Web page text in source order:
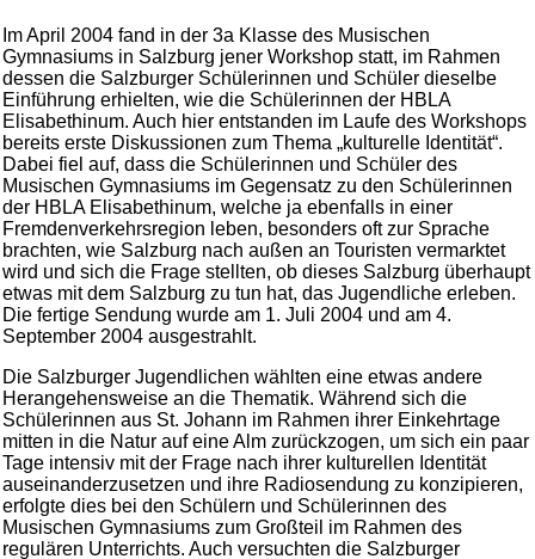
Im April 2004 fand in der 3a Klasse des Musischen
Gymnasiums in Salzburg jener Workshop statt, im Rahmen
dessen die Salzburger Schülerinnen und Schüler dieselbe
Einführung erhielten, wie die Schülerinnen der HBLA
Elisabethinum. Auch hier entstanden im Laufe des Workshops
bereits erste Diskussionen zum Thema „kulturelle Identität“.
Dabei fiel auf, dass die Schülerinnen und Schüler des
Musischen Gymnasiums im Gegensatz zu den Schülerinnen
der HBLA Elisabethinum, welche ja ebenfalls in einer
Fremdenverkehrsregion leben, besonders oft zur Sprache
brachten, wie Salzburg nach außen an Touristen vermarktet
wird und sich die Frage stellten, ob dieses Salzburg überhaupt
etwas mit dem Salzburg zu tun hat, das Jugendliche erleben.
Die fertige Sendung wurde am 1. Juli 2004 und am 4.
September 2004 ausgestrahlt.
Die Salzburger Jugendlichen wählten eine etwas andere
Herangehensweise an die Thematik. Während sich die
Schülerinnen aus St. Johann im Rahmen ihrer Einkehrtage
mitten in die Natur auf eine Alm zurückzogen, um sich ein paar
Tage intensiv mit der Frage nach ihrer kulturellen Identität
auseinanderzusetzen und ihre Radiosendung zu konzipieren,
erfolgte dies bei den Schülern und Schülerinnen des
Musischen Gymnasiums zum Großteil im Rahmen des
regulären Unterrichts. Auch versuchten die Salzburger